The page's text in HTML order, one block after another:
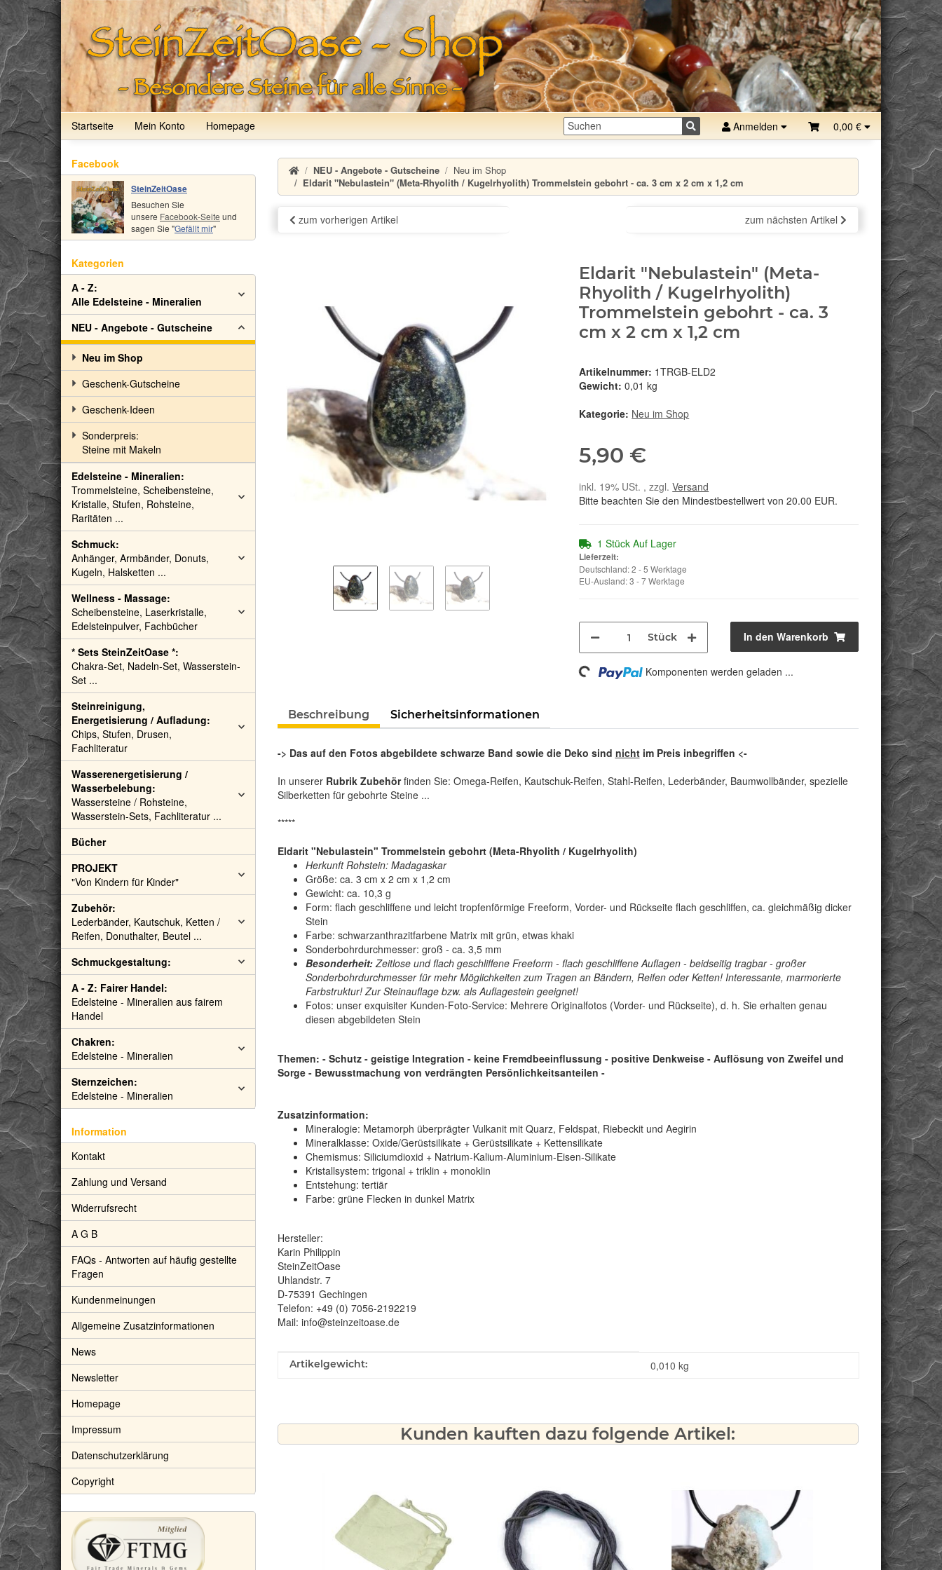
Startseite Mein Konto Homepage Anmelden 0,00 €
NEU - Angebote - Gutscheine
Neu im Shop
Eldarit "Nebulastein" (Meta-Rhyolith / Kugelrhyolith) Trommelstein gebohrt - ca. 3 cm x 2 cm x 1,2 cm
zum vorherigen Artikel zum nächsten Artikel
Eldarit "Nebulastein" (Meta-
Rhyolith / Kugelrhyolith)
Trommelstein gebohrt - ca. 3
cm x 2 cm x 1,2 cm
Artikelnummer: 1TRGB-ELD2
Gewicht: 0,01 kg
Kategorie: Neu im Shop
5,90 €
inkl. 19% USt. , zzgl.Versand
Bitte beachten Sie den Mindestbestellwert von 20.00 EUR.
1 Stück Auf Lager
Lieferzeit:
Deutschland: 2 - 5 Werktage
EU-Ausland: 3 - 7 Werktage
Stück In den Warenkorb
Loading... Komponenten werden geladen ...
Beschreibung Sicherheitsinformationen
-> Das auf den Fotos abgebildete schwarze Band sowie die Deko sind nichtim Preis inbegriffen <-
In unserer Rubrik Zubehörfinden Sie: Omega-Reifen, Kautschuk-Reifen, Stahl-Reifen, Lederbänder, Baumwollbänder, spezielle
Silberketten für gebohrte Steine ...
*****
Eldarit "Nebulastein" Trommelstein gebohrt (Meta-Rhyolith / Kugelrhyolith)
Herkunft Rohstein: Madagaskar
Größe: ca. 3 cm x 2 cm x 1,2 cm
Gewicht: ca. 10,3 g
Form: flach geschliffene und leicht tropfenförmige Freeform, Vorder- und Rückseite flach geschliffen, ca. gleichmäßig dicker
Stein
Farbe: schwarzanthrazitfarbene Matrix mit grün, etwas khaki
Sonderbohrdurchmesser: groß - ca. 3,5 mm
Besonderheit:Zeitlose und flach geschliffene Freeform - flach geschliffene Auflagen - beidseitig tragbar - großer
Sonderbohrdurchmesser für mehr Möglichkeiten zum Tragen an Bändern, Reifen oder Ketten! Interessante, marmorierte
Farbstruktur! Zur Steinauflage bzw. als Auflagestein geeignet!
Fotos: unser exquisiter Kunden-Foto-Service: Mehrere Originalfotos (Vorder- und Rückseite), d. h. Sie erhalten genau
diesen abgebildeten Stein
Themen: - Schutz - geistige Integration - keine Fremdbeeinflussung - positive Denkweise - Auflösung von Zweifel und
Sorge - Bewusstmachung von verdrängten Persönlichkeitsanteilen -
Zusatzinformation:
Mineralogie: Metamorph überprägter Vulkanit mit Quarz, Feldspat, Riebeckit und Aegirin
Mineralklasse: Oxide/Gerüstsilikate + Gerüstsilikate + Kettensilikate
Chemismus: Siliciumdioxid + Natrium-Kalium-Aluminium-Eisen-Silikate
Kristallsystem: trigonal + triklin + monoklin
Entstehung: tertiär
Farbe: grüne Flecken in dunkel Matrix
Hersteller:
Karin Philippin
SteinZeitOase
Uhlandstr. 7
D-75391 Gechingen
Telefon: +49 (0) 7056-2192219
Mail: info@steinzeitoase.de
Produkteigenschaft
Wert
Artikelgewicht: 0,010 kg
Kunden kauften dazu folgende Artikel:
Facebook
SteinZeitOase
Besuchen Sie
unsere Facebook-Seite und
sagen Sie "Gefällt mir"
Kategorien
A - Z:
Alle Edelsteine - Mineralien
NEU - Angebote - Gutscheine
Neu im Shop
Geschenk-Gutscheine
Geschenk-Ideen
Sonderpreis:
Steine mit Makeln
Edelsteine - Mineralien:
Trommelsteine, Scheibensteine,
Kristalle, Stufen, Rohsteine,
Raritäten ...
Schmuck:
Anhänger, Armbänder, Donuts,
Kugeln, Halsketten ...
Wellness - Massage:
Scheibensteine, Laserkristalle,
Edelsteinpulver, Fachbücher
* Sets SteinZeitOase *:
Chakra-Set, Nadeln-Set, Wasserstein-
Set ...
Steinreinigung,
Energetisierung / Aufladung:
Chips, Stufen, Drusen,
Fachliteratur
Wasserenergetisierung /
Wasserbelebung:
Wassersteine / Rohsteine,
Wasserstein-Sets, Fachliteratur ...
Bücher
PROJEKT
"Von Kindern für Kinder"
Zubehör:
Lederbänder, Kautschuk, Ketten /
Reifen, Donuthalter, Beutel ...
Schmuckgestaltung:
A - Z: Fairer Handel:
Edelsteine - Mineralien aus fairem
Handel
Chakren:
Edelsteine - Mineralien
Sternzeichen:
Edelsteine - Mineralien
Information
Kontakt
Zahlung und Versand
Widerrufsrecht
A G B
FAQs - Antworten auf häufig gestellte
Fragen
Kundenmeinungen
Allgemeine Zusatzinformationen
News
Newsletter
Homepage
Impressum
Datenschutzerklärung
Copyright